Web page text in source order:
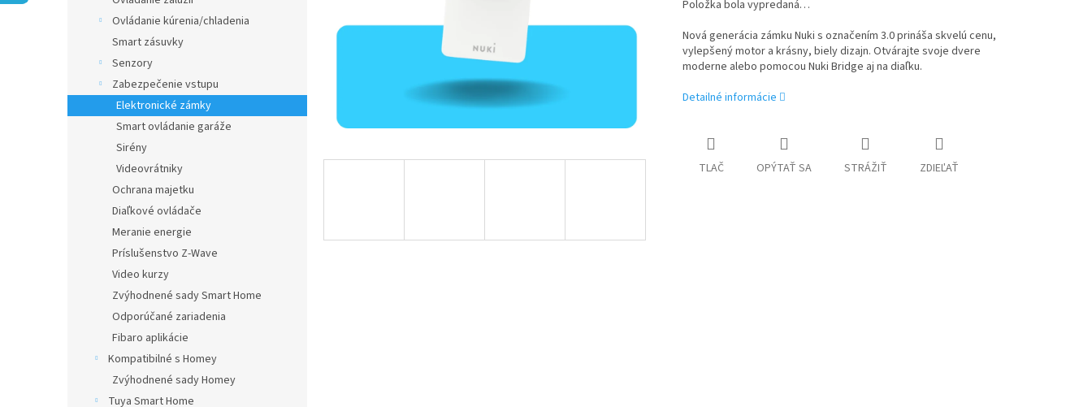
Ovládanie kúrenia/chladenia
Smart zásuvky
Senzory
Zabezpečenie vstupu
Elektronické zámky
Smart ovládanie garáže
Sirény
Videovrátniky
Ochrana majetku
Diaľkové ovládače
Meranie energie
Príslušenstvo Z-Wave
Video kurzy
Zvýhodnené sady Smart Home
Odporúčané zariadenia
Fibaro aplikácie
Kompatibilné s Homey
Zvýhodnené sady Homey
Tuya Smart Home
Položka bola vypredaná…
Nová generácia zámku Nuki s označením 3.0 prináša skvelú cenu,
vylepšený motor a krásny, biely dizajn. Otvárajte svoje dvere
moderne alebo pomocou Nuki Bridge aj na diaľku.
Detailné informácie
TLAČ OPÝTAŤ SA STRÁŽIŤ ZDIEĽAŤ